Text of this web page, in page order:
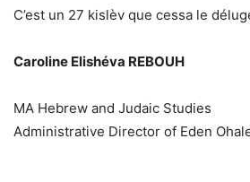
C’est un 27 kislèv que cessa le
Caroline Elishéva REBOUH
MA Hebrew and Judaic Studies
Administrative Director of Eden